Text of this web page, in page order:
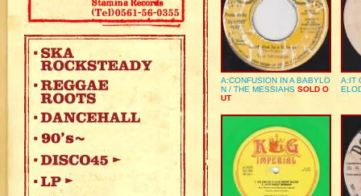
A:CONFUSION IN A BABYLO
N / THE MESSIAHS SOLD O
UT
A:IT